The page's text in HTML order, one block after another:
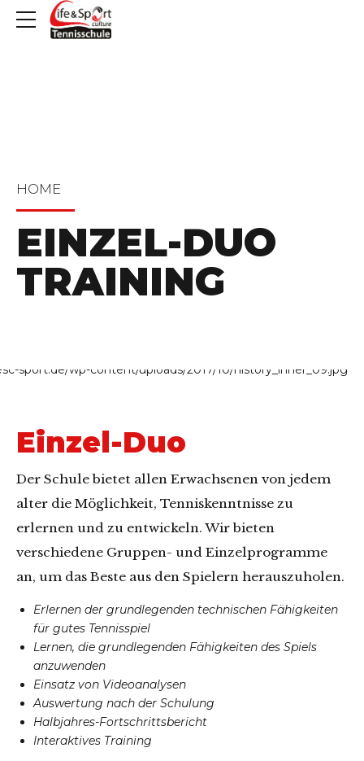
HOME
EINZEL-DUO
TRAINING
Einzel-Duo
Der Schule bietet allen Erwachsenen von jedem
alter die Möglichkeit, Tenniskenntnisse zu
erlernen und zu entwickeln. Wir bieten
verschiedene Gruppen- und Einzelprogramme
an, um das Beste aus den Spielern herauszuholen.
Erlernen der grundlegenden technischen Fähigkeiten
für gutes Tennisspiel
Lernen, die grundlegenden Fähigkeiten des Spiels
anzuwenden
Einsatz von Videoanalysen
Auswertung nach der Schulung
Halbjahres-Fortschrittsbericht
Interaktives Training